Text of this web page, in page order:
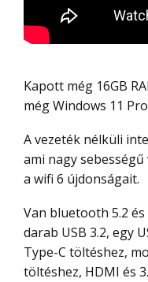
Kapott még 16GB RAM-ot, 512GB-os SSD-t és
még Windows 11
A vezeték nélküli internetről wifi 6 gondoskodik,
ami nagy
a wifi 6 újdonságait.
Van bluetooth 5.2 és a csatlakozók között van két
darab USB 3.2, egy
Type-C töltéshez,
töltéshez, HDMI és